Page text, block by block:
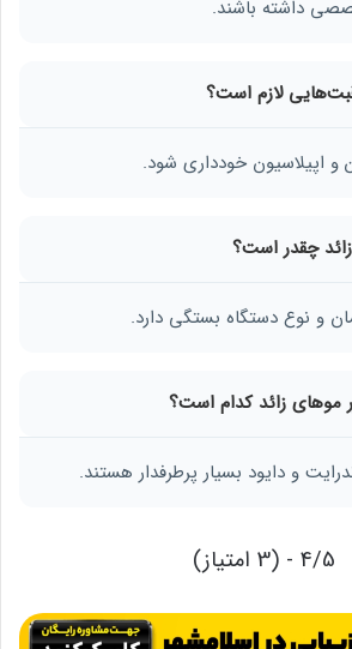
داشته باشند.
لازم است؟
و اپیلاسیون خودداری شود.
چقدر است؟
و نوع دستگاه بستگی دارد.
موهای زائد کدام است؟
و دایود بسیار پرطرفدار هستند.
4/5 - (3 امتیاز)